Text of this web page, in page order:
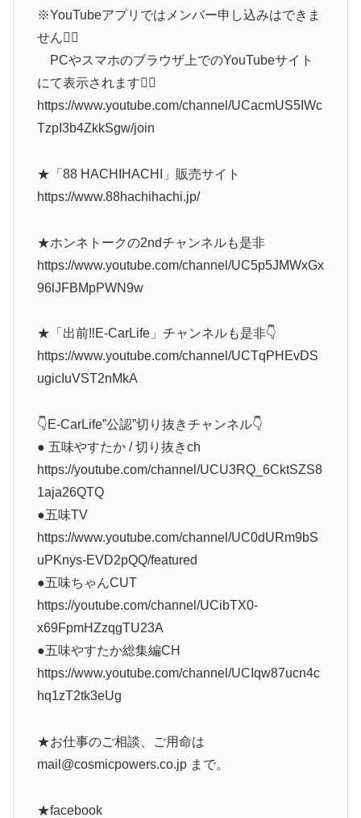
※YouTubeアプリではメンバー申し込みはできま
せん🙇‍♂️
PCやスマホのブラウザ上でのYouTubeサイト
にて表示されます🙇‍♂️
https://www.youtube.com/channel/UCacmUS5IWc
TzpI3b4ZkkSgw/join
★「88 HACHIHACHI」販売サイト
https://www.88hachihachi.jp/
★ホンネトークの2ndチャンネルも是非
https://www.youtube.com/channel/UC5p5JMWxGx
96lJFBMpPWN9w
★「出前‼️E-CarLife」チャンネルも是非👇
https://www.youtube.com/channel/UCTqPHEvDS
ugicIuVST2nMkA
👇E-CarLife”公認”切り抜きチャンネル👇
● 五味やすたか / 切り抜きch
https://youtube.com/channel/UCU3RQ_6CktSZS8
1aja26QTQ
●五味TV
https://www.youtube.com/channel/UC0dURm9bS
uPKnys-EVD2pQQ/featured
●五味ちゃんCUT
https://youtube.com/channel/UCibTX0-
x69FpmHZzqgTU23A
●五味やすたか総集編CH
https://www.youtube.com/channel/UCIqw87ucn4c
hq1zT2tk3eUg
★お仕事のご相談、ご用命は
mail@cosmicpowers.co.jp まで。
★facebook